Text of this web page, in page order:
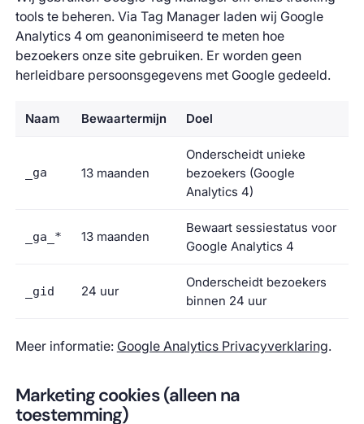
tools te beheren. Via Tag Manager laden wij Google
Analytics 4 om geanonimiseerd te meten hoe
bezoekers onze site gebruiken. Er worden geen
herleidbare persoonsgegevens met Google gedeeld.
Naam Bewaartermijn Doel
_ga 13 maanden
Onderscheidt unieke
bezoekers (Google
Analytics 4)
_ga_* 13 maanden
Bewaart sessiestatus voor
Google Analytics 4
_gid 24 uur
Onderscheidt bezoekers
binnen 24 uur
Meer informatie: Google Analytics Privacyverklaring.
Marketing cookies (alleen na
toestemming)